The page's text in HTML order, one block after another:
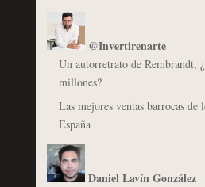
@Invertirenarte
Un autorretrato de Rembrandt,
millones?
Las mejores ventas barrocas de
España
Daniel Lavín González